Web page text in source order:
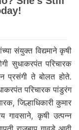
संयुक्त विद्यमाने कृषी
सुधाकरपंत परिचारक
प्रसंगी ते बोलत होते.
परिचारक पांडुरंग
जिल्हाधिकारी कुमार
गावसाने, कृषी उत्पन्न